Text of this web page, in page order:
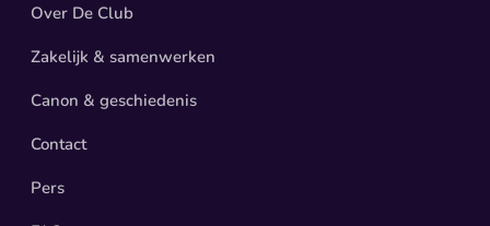
Over De Club
Zakelijk & samenwerken
Canon & geschiedenis
Contact
Pers